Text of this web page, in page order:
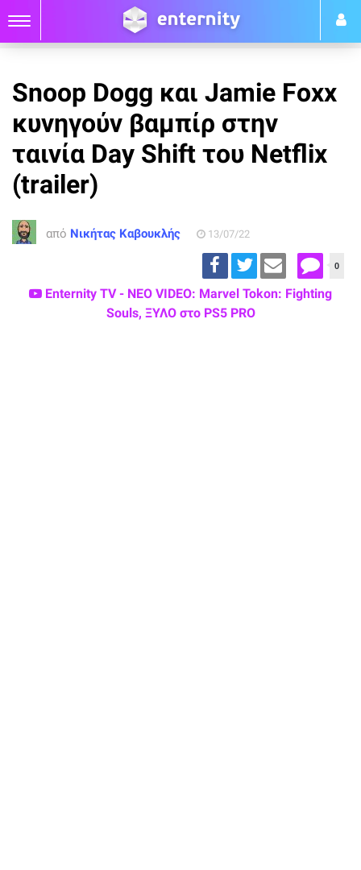
Snoop Dogg και Jamie Foxx
κυνηγούν βαμπίρ στην
ταινία Day Shift του Netflix
(trailer)
από Νικήτας Καβουκλής 13/07/22
0
Enternity TV - ΝΕΟ VIDEO: Marvel Tokon: Fighting
Souls, ΞΥΛΟ στο PS5 PRO